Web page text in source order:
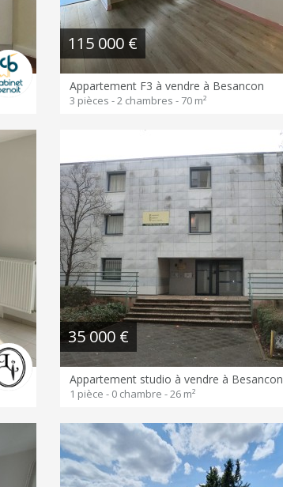
115 000 €
Appartement F3 à vendre à Besancon
3 pièces - 2 chambres - 70 m²
35 000 €
Appartement studio à vendre à Besancon
1 pièce - 0 chambre - 26 m²